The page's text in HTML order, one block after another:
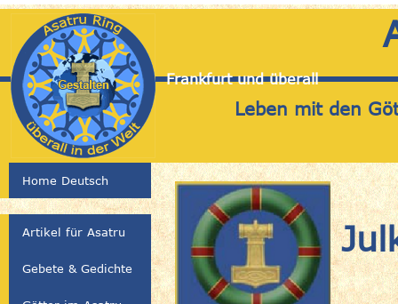
Frankfurt und überall
Leben mit den
Home Deutsch
Artikel für Asatru
Gebete & Gedichte